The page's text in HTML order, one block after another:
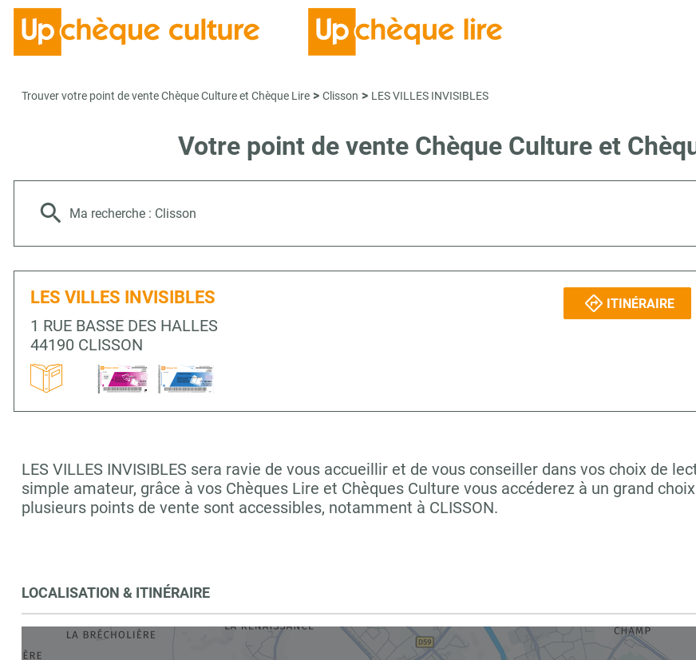
Trouver votre point de vente Chèque Culture et Chèque Lire > Clisson > LES VILLES INVISIBLES
Votre point de vente Chèque Culture et
Ma recherche : Clisson
LES VILLES INVISIBLES
1 RUE BASSE DES HALLES
44190 CLISSON
ITINÉRAIRE
LES VILLES INVISIBLES sera ravie de vous accueillir et de vous conseiller dans vos choix de
simple amateur, grâce à vos Chèques Lire et Chèques Culture vous accéderez à un grand
plusieurs points de vente sont accessibles, notamment à CLISSON.
LOCALISATION & ITINÉRAIRE